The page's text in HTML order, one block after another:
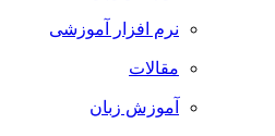
نرم افزار آموزشی
مقالات
آموزش زبان